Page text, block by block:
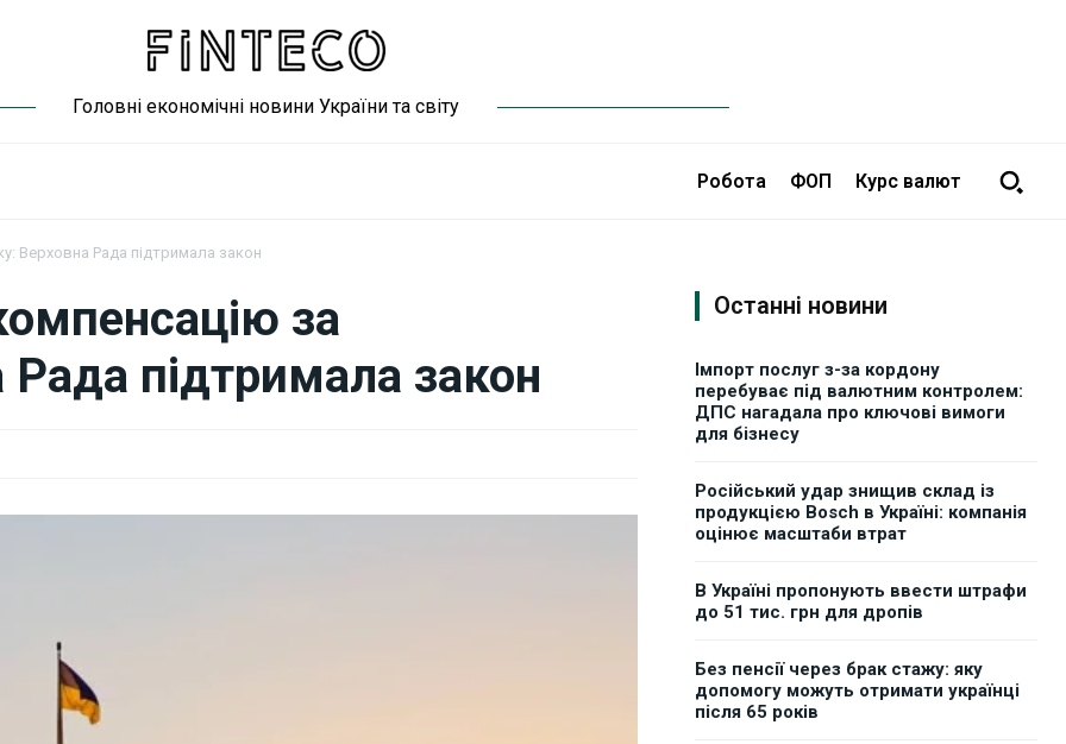
Головні економічні новини України та світу
Робота ФОП Курс валют
Верховна Рада підтримала закон
за
Рада підтримала закон
Останні новини
Імпорт послуг з-за кордону
перебуває під валютним контролем:
ДПС нагадала про ключові вимоги
для бізнесу
Російський удар знищив склад із
продукцією Bosch в Україні: компанія
оцінює масштаби втрат
В Україні пропонують ввести штрафи
до 51 тис. грн для дропів
Без пенсії через брак стажу: яку
допомогу можуть отримати українці
після 65 років